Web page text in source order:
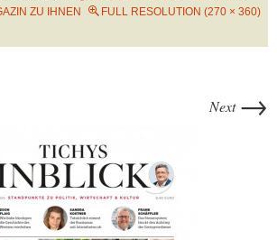
ZU IHNEN
FULL RESOLUTION (270 × 360)
Next →